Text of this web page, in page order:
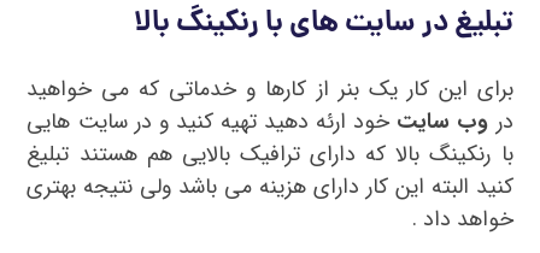
تبلیغ در سایت های با رنکینگ بالا
برای این کار یک بنر از کارها و خدماتی که می خواهید
در وب سایت خود ارئه دهید تهیه کنید و در سایت هایی
با رنکینگ بالا که دارای ترافیک بالایی هم هستند تبلیغ
کنید البته این کار دارای هزینه می باشد ولی نتیجه بهتری
خواهد داد .